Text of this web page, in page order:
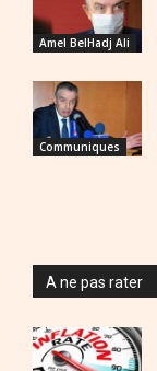
Amel BelHadj Ali
Communiques
A ne pas rater